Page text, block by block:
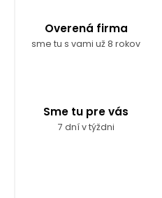
Overená firma
sme tu s vami už 8 rokov
Sme tu pre vás
7 dní v týždni